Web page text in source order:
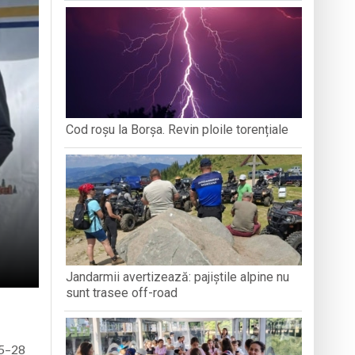
propriul talisman „prinzător de vise”
Satului
vulnerabile din Baia Mare
Training 2026
DE ISTORIE ȘI
DEZVOLTĂ ANXIETATE, IAR CEALALTĂ
MERGE MAI DEPARTE?
Cod roșu la Borșa. Revin ploile torențiale
Jandarmii avertizează: pajiștile alpine nu
sunt trasee off-road